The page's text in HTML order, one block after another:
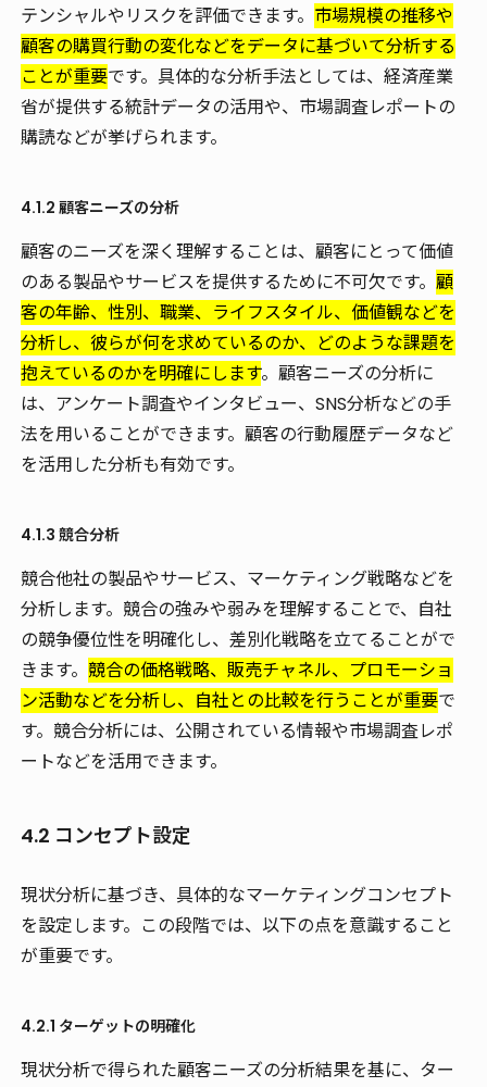
テンシャルやリスクを評価できます。 市場規模の推移や
顧客の購買行動の変化などをデータに基づいて分析する
ことが重要です。具体的な分析手法としては、経済産業
省が提供する統計データの活用や、市場調査レポートの
購読などが挙げられます。
4.1.2 顧客ニーズの分析
顧客のニーズを深く理解することは、顧客にとって価値
のある製品やサービスを提供するために不可欠です。 顧
客の年齢、性別、職業、ライフスタイル、価値観などを
分析し、彼らが何を求めているのか、どのような課題を
抱えているのかを明確にします。顧客ニーズの分析に
は、アンケート調査やインタビュー、SNS分析などの手
法を用いることができます。顧客の行動履歴データなど
を活用した分析も有効です。
4.1.3 競合分析
競合他社の製品やサービス、マーケティング戦略などを
分析します。競合の強みや弱みを理解することで、自社
の競争優位性を明確化し、差別化戦略を立てることがで
きます。 競合の価格戦略、販売チャネル、プロモーショ
ン活動などを分析し、自社との比較を行うことが重要で
す。競合分析には、公開されている情報や市場調査レポ
ートなどを活用できます。
4.2 コンセプト設定
現状分析に基づき、具体的なマーケティングコンセプト
を設定します。この段階では、以下の点を意識すること
が重要です。
4.2.1 ターゲットの明確化
現状分析で得られた顧客ニーズの分析結果を基に、ター